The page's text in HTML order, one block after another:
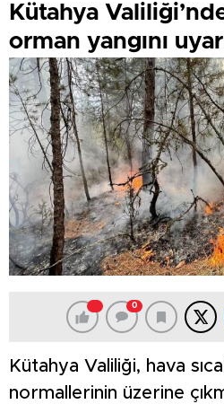
Kütahya
orman yangını
0
Kütahya Valiliği, hava
normallerinin üzerine